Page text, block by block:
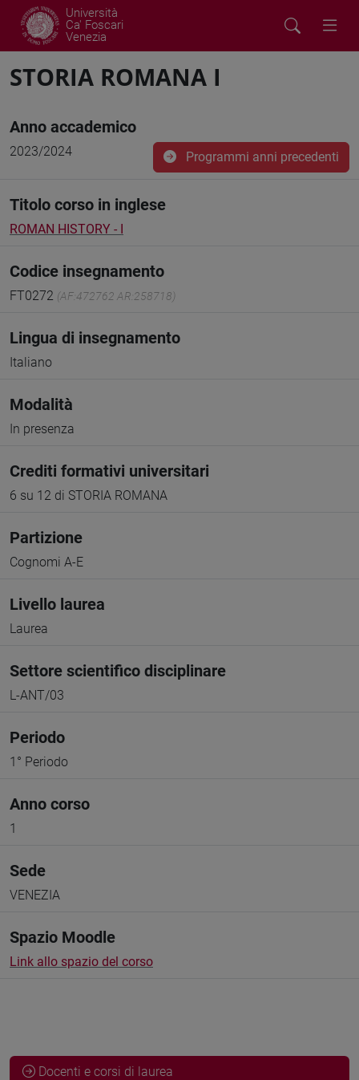
Università
Ca' Foscari
Venezia
STORIA ROMANA I
Anno accademico
2023/2024 Programmi anni precedenti
Titolo corso in inglese
ROMAN HISTORY - I
Codice insegnamento
FT0272 (AF:472762 AR:258718)
Lingua di insegnamento
Italiano
Modalità
In presenza
Crediti formativi universitari
6 su 12 di STORIA ROMANA
Partizione
Cognomi A-E
Livello laurea
Laurea
Settore scientifico disciplinare
L-ANT/03
Periodo
1° Periodo
Anno corso
1
Sede
VENEZIA
Spazio Moodle
Link allo spazio del corso
Docenti e corsi di laurea